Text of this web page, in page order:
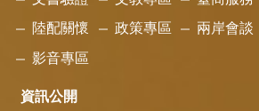
陸配關懷 政策專區 兩岸會談
影音專區
資訊公開